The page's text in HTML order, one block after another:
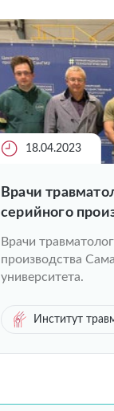
18.04.2023
Врачи
серийного
Врачи
производства
университета.
Институт